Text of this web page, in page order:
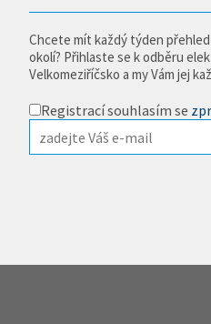
Chcete mít každý týden
okolí? Přihlaste se k odběru
Velkomeziříčsko a my Vám jej
Registrací souhlasím se